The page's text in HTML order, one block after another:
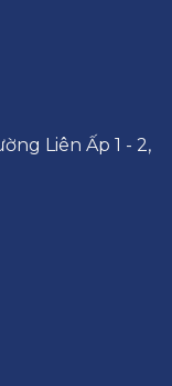
Liên Ấp 1 - 2,